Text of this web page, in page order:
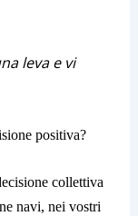
levae vi
positiva?
collettiva
navi, nei vostri